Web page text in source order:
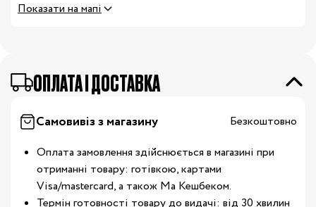
Показати на мапі
OПЛАТА І ДОСТАВКА
Самовивіз з магазину
Безкоштовно
Оплата замовлення здійснюється в магазині при
отриманні товару: готівкою, картами
Visa/mastercard, а також Ма Кешбеком.
Термін готовності товару до видачі: від 30 хвилин